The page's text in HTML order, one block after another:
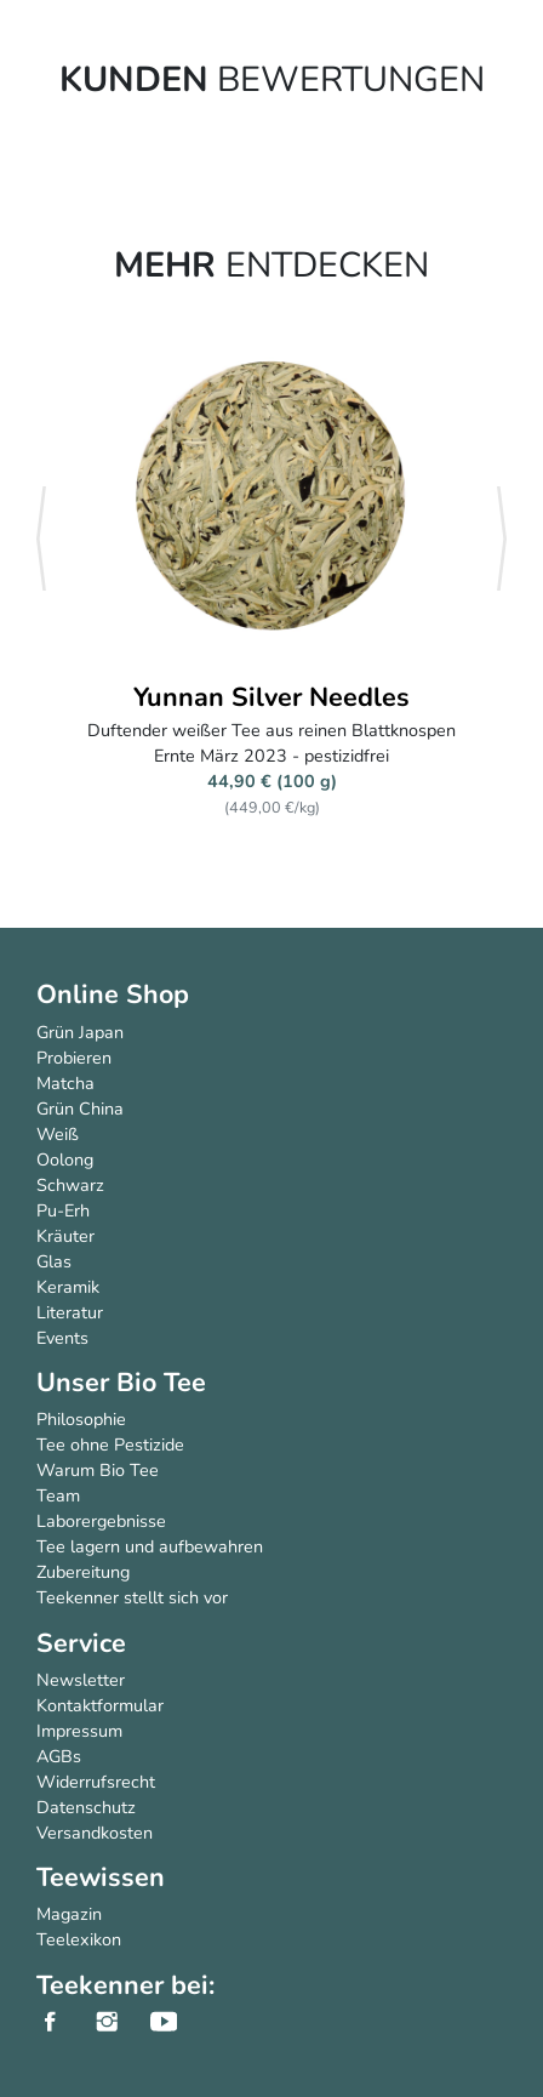
KUNDEN BEWERTUNGEN
MEHR ENTDECKEN
Pai Mu Tan BIO
Weißer Tee (White Peony) aus der Provinz Zhejiang, China
Frühjahrsernte 2025 & 2026
14,90 € (100 g)
(149,00 €/kg)
zurück
Online Shop
Grün Japan
Probieren
Matcha
Grün China
Weiß
Oolong
Schwarz
Pu-Erh
Kräuter
Glas
Keramik
Literatur
Events
Unser Bio Tee
Philosophie
Tee ohne Pestizide
Warum Bio Tee
Team
Laborergebnisse
Tee lagern und aufbewahren
Zubereitung
Teekenner stellt sich vor
Service
Newsletter
Kontaktformular
Impressum
AGBs
Widerrufsrecht
Datenschutz
Versandkosten
Teewissen
Magazin
Teelexikon
Teekenner bei: